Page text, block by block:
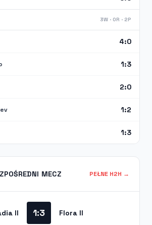
3W · 0R · 2P
4:0
1:3
2:0
1:2
1:3
MECZ PEŁNE H2H →
II 1:3 Flora II